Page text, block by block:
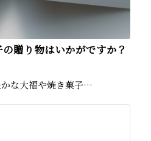
贈り物はいかがですか？
な大福や焼き菓子…